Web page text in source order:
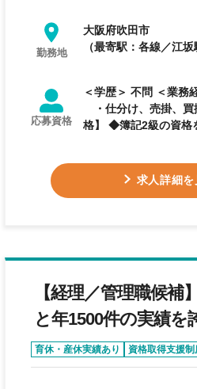
勤務地
大阪府吹田市
（最寄駅：各線／江坂
応募資格
＜学歴＞ 不問 ＜業務経験＞ 【必須業務経験】 ◆事業会社での経理日時業務のご経験をお持ちの方
・仕分け、売掛、買掛の管理等 【歓迎業務経験】 ◆月次決算経
格】 ◆簿記2級の資格をお持ちの方 【求める人物像】 ◆コミュ
求人詳細を
【経理／管理職候
と年1500件の実績
育休・産休実績あり 資格取得支援制